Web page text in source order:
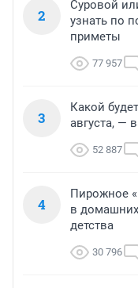
2
Суровой
узнать по
приметы
77 957
3
Какой
августа, —
52 887
4
Пирожное
в
детства
30 796